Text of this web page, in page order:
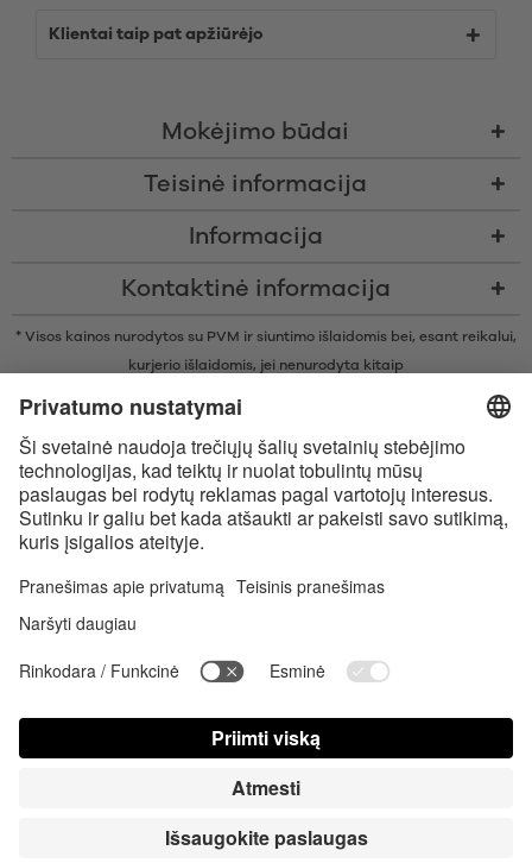
Klientai taip pat apžiūrėjo
Mokėjimo būdai
Teisinė informacija
Informacija
Kontaktinė informacija
* Visos kainos nurodytos su PVM ir siuntimo išlaidomis bei, esant reikalui,
kurjerio išlaidomis, jei nenurodyta kitaip
* Žodinis prekių ženklas Bluetooth® ir logotipai yra registruoti „Bluetooth
SIG, Inc.“ prekių ženklai ir bet koks tokių prekių ženklų naudojimas
įmonėje „Satisfyer GmbH“ yra licencijuotas.
„Apple“, „Apple“ logotipas ir „Apple Watch“ yra „Apple Inc.“ prekių
ženklai. „Google Play“ ir „Google Play“ logotipas yra „Google LLC“ prekės
Contact us today Slapukų nustatymai
Kontaktinė informacija Spauda Registruotis